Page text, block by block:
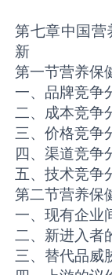
第七章中国营
新
第一节营养保
一、品牌竞争
二、成本竞争
三、价格竞争
四、渠道竞争
五、技术竞争
第二节营养保
一、现有企业
二、新进入者
三、替代品威